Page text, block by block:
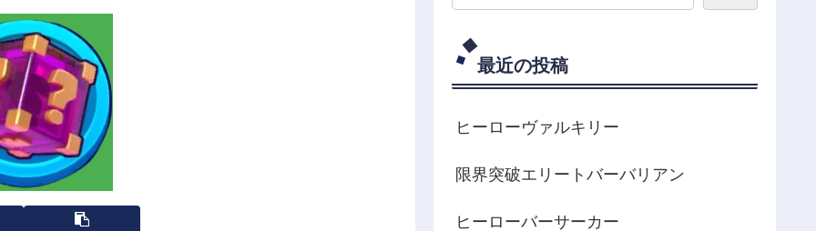
最近の投稿
ヒーローヴァルキリー
限界突破エリートバーバリアン
ヒーローバーサーカー